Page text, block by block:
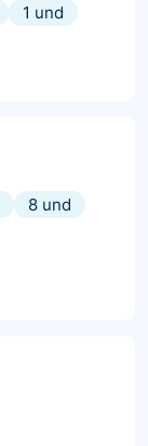
1 und
8 und